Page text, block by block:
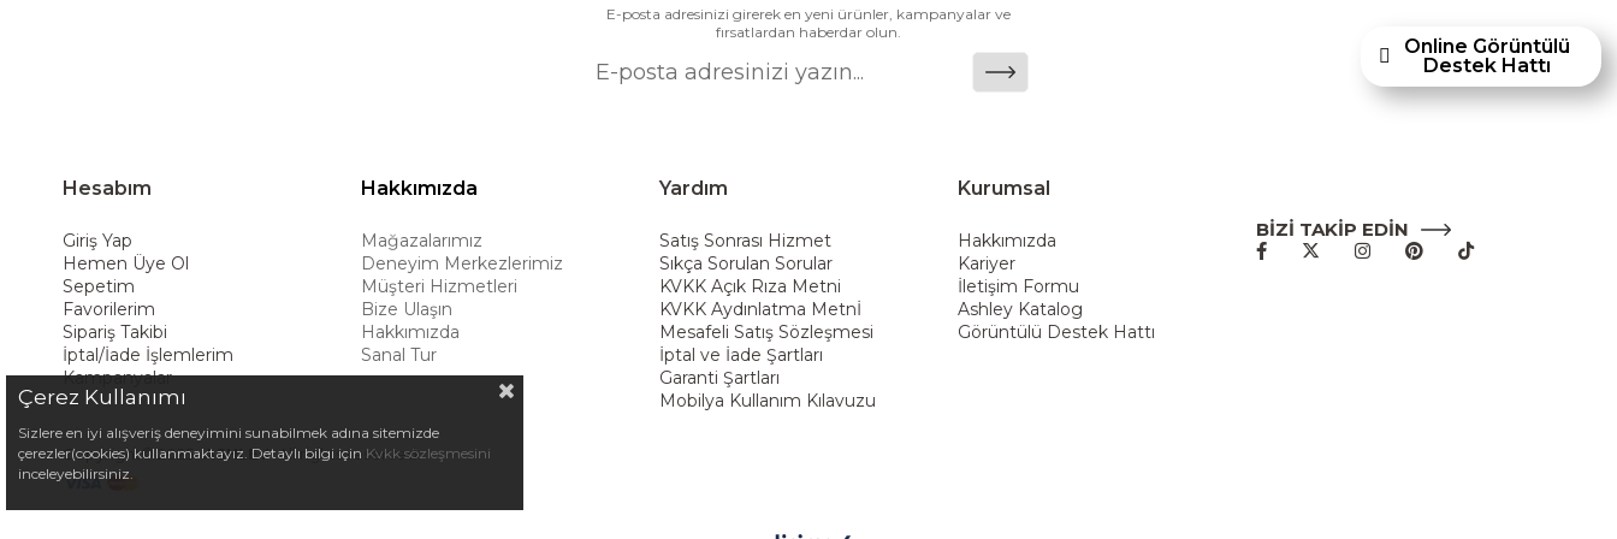
deneyimiyle müşterilerine üstün bir alışveriş deneyimi sunmak ve bu konforu her eve taşımak amacıyla Türkiye’de faaliyet göstermektedir."
E-posta adresinizi girerek en yeni ürünler, kampanyalar ve
fırsatlardan haberdar olun.
Hesabım
Giriş Yap
Hemen Üye Ol
Sepetim
Favorilerim
Sipariş Takibi
İptal/İade İşlemlerim
Kampanyalar
Hakkımızda
Mağazalarımız
Deneyim Merkezlerimiz
Müşteri Hizmetleri
Bize Ulaşın
Hakkımızda
Sanal Tur
Yardım
Satış Sonrası Hizmet
Sıkça Sorulan Sorular
KVKK Açık Rıza Metni
KVKK Aydınlatma Metnİ
Mesafeli Satış Sözleşmesi
İptal ve İade Şartları
Garanti Şartları
Mobilya Kullanım Kılavuzu
Kurumsal
Hakkımızda
Kariyer
İletişim Formu
Ashley Katalog
Görüntülü Destek Hattı
BİZİ TAKİP EDİN
Copyright© 2025 ASHLEY All rights reserved.
Online Görüntülü
Destek Hattı
Çerez Kullanımı
Sizlere en iyi alışveriş deneyimini sunabilmek adına sitemizde
çerezler(cookies) kullanmaktayız. Detaylı bilgi için Kvkk sözleşmesini
inceleyebilirsiniz.